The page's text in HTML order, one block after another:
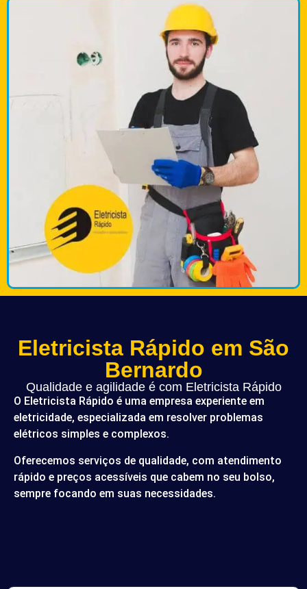
Eletricista Rápido em São
Bernardo
Qualidade e agilidade é com Eletricista Rápido
O Eletricista Rápido é uma empresa experiente em
eletricidade, especializada em resolver problemas
elétricos simples e complexos.
Oferecemos serviços de qualidade, com atendimento
rápido e preços acessíveis que cabem no seu bolso,
sempre focando em suas necessidades.